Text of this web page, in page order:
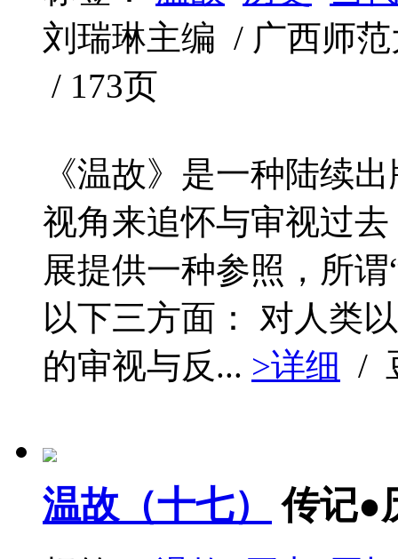
刘瑞琳主编 / 广西师
/ 173页
《温故》是一种陆续
视角来追怀与审视过
展提供一种参照，所
以下三方面： 对人类
的审视与反... >详细 /
温故（十七） 传记●